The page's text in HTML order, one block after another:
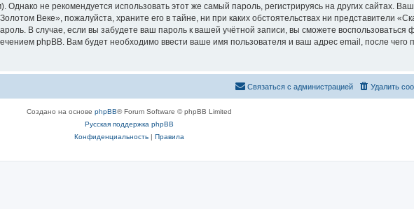
не рекомендуется использовать этот же самый пароль, регистрируясь на других сайтах.
Веке», пожалуйста, храните его в тайне, ни при каких обстоятельствах ни представители
В случае, если вы забудете ваш пароль к вашей учётной записи, вы сможете воспользоваться
phpBB. Вам будет необходимо ввести ваше имя пользователя и ваш адрес email, после чего
Удалить
Связаться с администрацией
Создано на основе phpBB® Forum Software © phpBB Limited
Русская поддержка phpBB
Конфиденциальность| Правила